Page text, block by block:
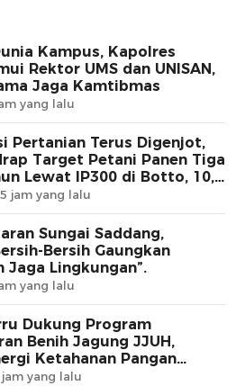
Kampus, Kapolres
Rektor UMS dan UNISAN,
Jaga Kamtibmas
yang lalu
Pertanian Terus Digenjot,
Target Petani Panen Tiga
Lewat IP300 di Botto, 10,5
Langsung Diolah
dan Traktor
5 jam yang lalu
Sungai Saddang,
Bersih Gaungkan
Jaga Lingkungan”.
yang lalu
Dukung Program
Benih Jagung JJUH,
Ketahanan Pangan
jam yang lalu